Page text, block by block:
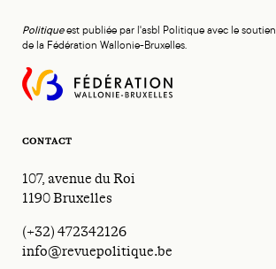
Politiqueest publiée par l'asbl Politique avec le soutien
de la Fédération Wallonie-Bruxelles.
CONTACT
107, avenue du Roi
1190 Bruxelles
(+32) 472342126
info@revuepolitique.be